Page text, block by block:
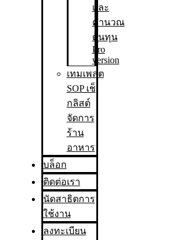
และ
คำนวณ
ต้นทุน
Pro
version
เทมเพลต
SOP เช็
กลิสต์
จัดการ
ร้าน
อาหาร
บล็อก
ติดต่อเรา
นัดสาธิตการ
ใช้งาน
ลงทะเบียน